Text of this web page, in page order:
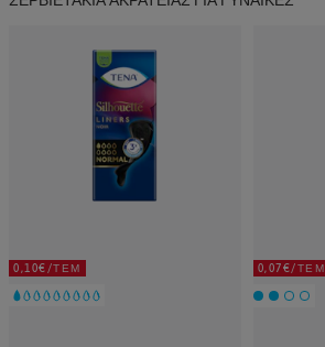
0,10€/ΤΕΜ 0,07€/ΤΕΜ